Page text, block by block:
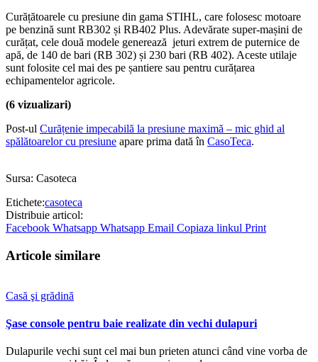
Curățătoarele cu presiune din gama STIHL, care folosesc motoare
pe benzină sunt RB302 și RB402 Plus. Adevărate super-mașini de
curățat, cele două modele generează jeturi extrem de puternice de
apă, de 140 de bari (RB 302) și 230 bari (RB 402). Aceste utilaje
sunt folosite cel mai des pe șantiere sau pentru curățarea
echipamentelor agricole.
(6 vizualizari)
Post-ul Curățenie impecabilă la presiune maximă – mic ghid al
spălătoarelor cu presiune apare prima dată în CasoTeca.
Sursa: Casoteca
Etichete:casoteca
Distribuie articol:
Facebook Whatsapp Whatsapp Email Copiaza linkul Print
Articole similare
Casă şi grădină
Şase console pentru baie realizate din vechi dulapuri
Dulapurile vechi sunt cel mai bun prieten atunci când vine vorba de